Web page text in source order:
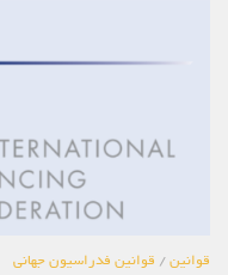
قوانین/قوانین فدراسیون جهانی